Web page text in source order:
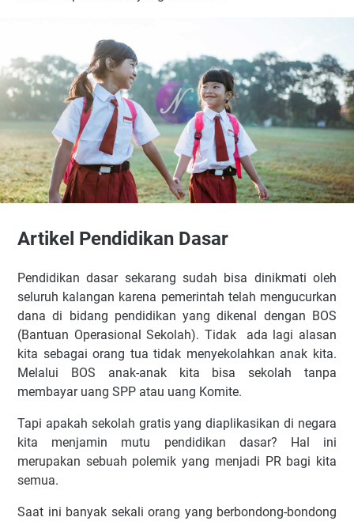
Artikel Pendidikan Dasar
Pendidikan dasar sekarang sudah bisa dinikmati oleh
seluruh kalangan karena pemerintah telah mengucurkan
dana di bidang pendidikan yang dikenal dengan BOS
(Bantuan Operasional Sekolah). Tidak ada lagi alasan
kita sebagai orang tua tidak menyekolahkan anak kita.
Melalui BOS anak-anak kita bisa sekolah tanpa
membayar uang SPP atau uang Komite.
Tapi apakah sekolah gratis yang diaplikasikan di negara
kita menjamin mutu pendidikan dasar? Hal ini
merupakan sebuah polemik yang menjadi PR bagi kita
semua.
Saat ini banyak sekali orang yang berbondong-bondong